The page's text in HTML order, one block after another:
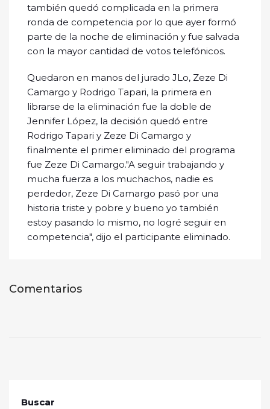
también quedó complicada en la primera
ronda de competencia por lo que ayer formó
parte de la noche de eliminación y fue salvada
con la mayor cantidad de votos telefónicos.
Quedaron en manos del jurado JLo, Zeze Di
Camargo y Rodrigo Tapari, la primera en
librarse de la eliminación fue la doble de
Jennifer López, la decisión quedó entre
Rodrigo Tapari y Zeze Di Camargo y
finalmente el primer eliminado del programa
fue Zeze Di Camargo."A seguir trabajando y
mucha fuerza a los muchachos, nadie es
perdedor, Zeze Di Camargo pasó por una
historia triste y pobre y bueno yo también
estoy pasando lo mismo, no logré seguir en
competencia", dijo el participante eliminado.
Comentarios
Buscar